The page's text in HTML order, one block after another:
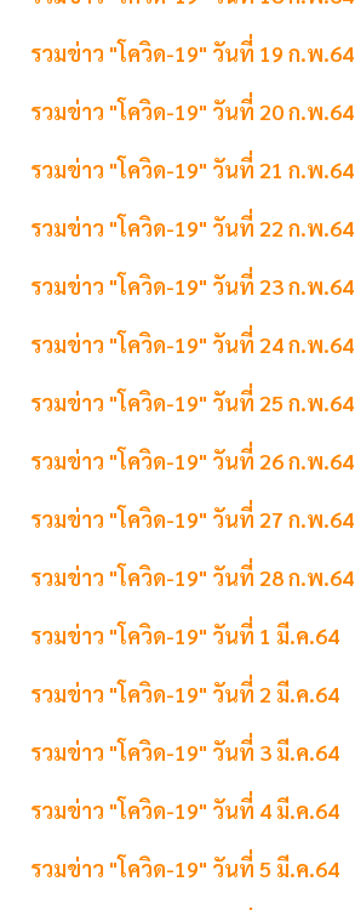
รวมข่าว "โควิด-19" วันที่ 19 ก.พ.64
รวมข่าว "โควิด-19" วันที่ 20 ก.พ.64
รวมข่าว "โควิด-19" วันที่ 21 ก.พ.64
รวมข่าว "โควิด-19" วันที่ 22 ก.พ.64
รวมข่าว "โควิด-19" วันที่ 23 ก.พ.64
รวมข่าว "โควิด-19" วันที่ 24 ก.พ.64
รวมข่าว "โควิด-19" วันที่ 25 ก.พ.64
รวมข่าว "โควิด-19" วันที่ 26 ก.พ.64
รวมข่าว "โควิด-19" วันที่ 27 ก.พ.64
รวมข่าว "โควิด-19" วันที่ 28 ก.พ.64
รวมข่าว "โควิด-19" วันที่ 1 มี.ค.64
รวมข่าว "โควิด-19" วันที่ 2 มี.ค.64
รวมข่าว "โควิด-19" วันที่ 3 มี.ค.64
รวมข่าว "โควิด-19" วันที่ 4 มี.ค.64
รวมข่าว "โควิด-19" วันที่ 5 มี.ค.64